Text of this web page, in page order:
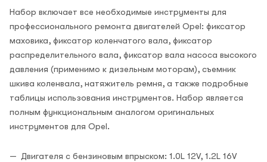
Набор включает все необходимые инструменты для
профессионального ремонта двигателей Opel: фиксатор
маховика, фиксатор коленчатого вала, фиксатор
распределительного вала, фиксатор вала насоса высокого
давления (применимо к дизельным моторам), съемник
шкива коленвала, натяжитель ремня, а также подробные
таблицы использования инструментов. Набор является
полным функциональным аналогом оригинальных
инструментов для Opel.
Двигателя с бензиновым впрыском: 1.0L 12V, 1.2L 16V